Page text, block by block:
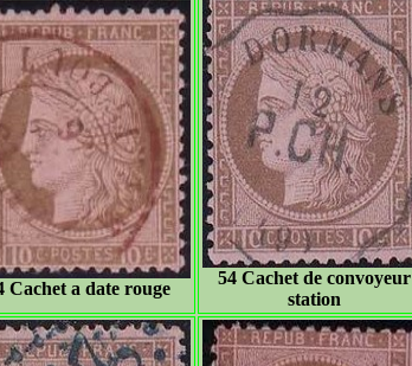
Cachet a date rouge
54 Cachet de convoyeur
station